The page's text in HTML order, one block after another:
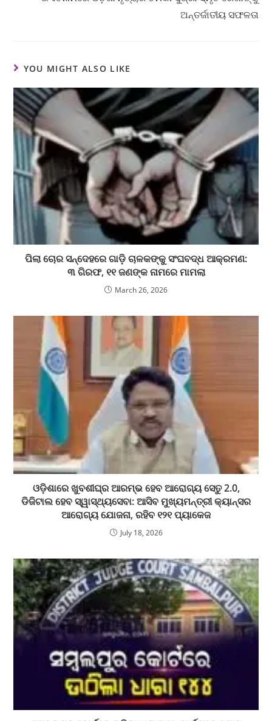
ଅନ୍ତର୍ଜାତୀୟ ସଫଳତା
YOU MIGHT ALSO LIKE
​ପିଲା ଚୋର ସନ୍ଦେହରେ ଗାଡ଼ି ଚାଳକଙ୍କୁ ସଂଘବଦ୍ଧ ଆକ୍ରମଣ:
୩ ଗିରଫ, ୧୧ ଜଣଙ୍କ ନାମରେ ମାମଲା
March 26, 2026
ଓଡ଼ିଶାରେ ଖୁବଶୀଘ୍ର ଆରମ୍ଭ ହେବ ଆରୋଗ୍ୟ ସେତୁ 2.0,
ଡିଜିଟାଲ ହେବ ସ୍ୱାସ୍ଥ୍ୟସେବା: ଆସିବ ମୁଖ୍ୟମନ୍ତ୍ରୀ କ୍ୟାନ୍ସର
ଆରୋଗ୍ୟ ଯୋଜନା, ରହିବ ୧୨୧ ପ୍ୟାକେଜ
July 18, 2026